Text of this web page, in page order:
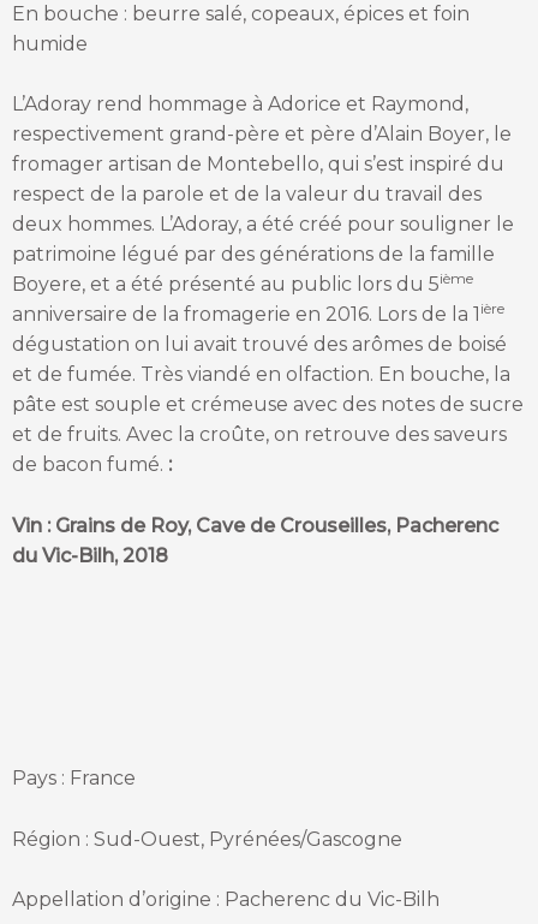
En bouche : beurre salé, copeaux, épices et foin
humide
L’Adoray rend hommage à Adorice et Raymond,
respectivement grand-père et père d’Alain Boyer, le
fromager artisan de Montebello, qui s’est inspiré du
respect de la parole et de la valeur du travail des
deux hommes. L’Adoray, a été créé pour souligner le
patrimoine légué par des générations de la famille
Boyere, et a été présenté au public lors du 5ième
anniversaire de la fromagerie en 2016. Lors de la 1 ière
dégustation on lui avait trouvé des arômes de boisé
et de fumée. Très viandé en olfaction. En bouche, la
pâte est souple et crémeuse avec des notes de sucre
et de fruits. Avec la croûte, on retrouve des saveurs
de bacon fumé. :
Vin : Grains de Roy, Cave de Crouseilles, Pacherenc
du Vic-Bilh, 2018
Pays : France
Région : Sud-Ouest, Pyrénées/Gascogne
Appellation d’origine : Pacherenc du Vic-Bilh